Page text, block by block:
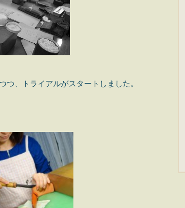
つ、トライアルがスタートしました。